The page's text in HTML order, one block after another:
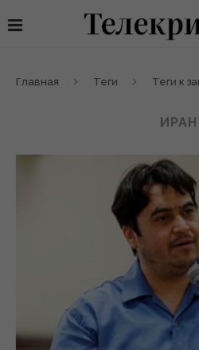
Главная Теги Теги к
ИРАН